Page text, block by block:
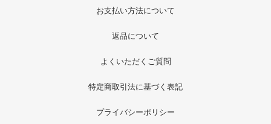
お支払い方法について
返品について
よくいただくご質問
特定商取引法に基づく表記
プライバシーポリシー